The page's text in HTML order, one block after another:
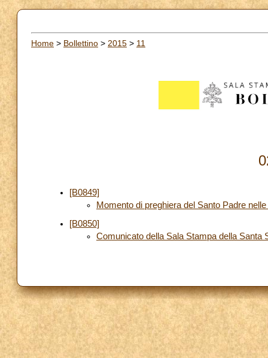
Home > Bollettino > 2015 > 11
[B0849]
Momento di preghiera del Santo Padre
[B0850]
Comunicato della Sala Stampa della Santa